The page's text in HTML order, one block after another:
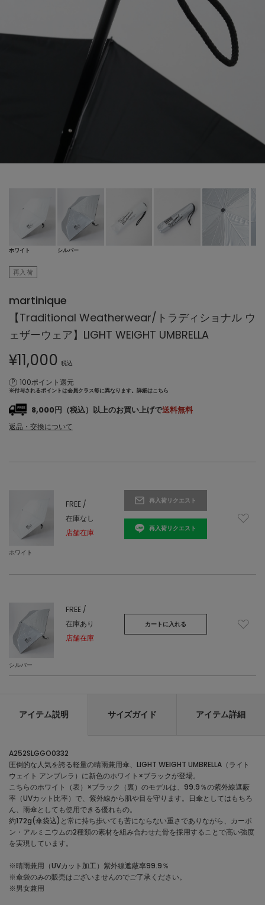
ホワイト シルバー
再入荷
martinique
【Traditional Weatherwear/トラディショナル ウ
ェザーウェア】LIGHT WEIGHT UMBRELLA
¥11,000 税込
100ポイント還元
※付与されるポイントは会員クラス毎に異なります。 詳細はこちら
8,000円（税込）以上のお買い上げで送料無料
返品・交換について
ホワイト
FREE /
在庫なし
店舗在庫
再入荷リクエスト
再入荷リクエスト
シルバー
FREE /
在庫あり
店舗在庫
カートに入れる
アイテム説明 サイズガイド アイテム詳細
A252SLGGO0332
圧倒的な人気を誇る軽量の晴雨兼用傘、LIGHT WEIGHT UMBRELLA（ライト
ウェイト アンブレラ）に新色のホワイト×ブラックが登場。
こちらのホワイト（表）×ブラック（裏）のモデルは、99.9％の紫外線遮蔽
率（UVカット比率）で、紫外線から肌や目を守ります。日傘としてはもちろ
ん、雨傘としても使用できる優れもの。
約172g(傘袋込)と常に持ち歩いても苦にならない重さでありながら、カーボ
ン・アルミニウムの2種類の素材を組み合わせた骨を採用することで高い強度
を実現しています。
※晴雨兼用（UVカット加工）紫外線遮蔽率99.9％
※傘袋のみの販売はございませんのでご了承ください。
※男女兼用